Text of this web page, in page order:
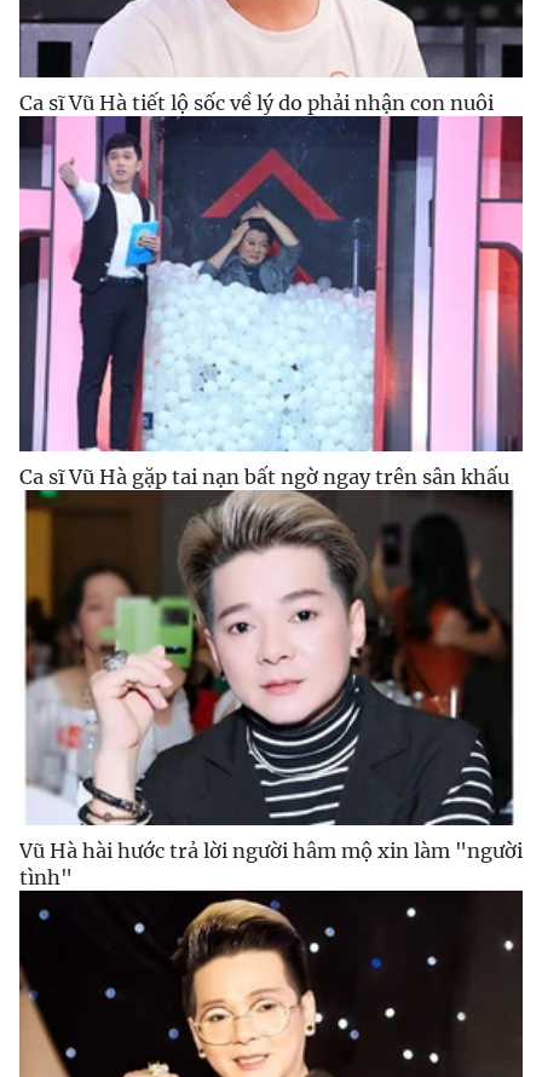
Ca sĩ Vũ Hà tiết lộ sốc về lý do phải nhận con nuôi
Ca sĩ Vũ Hà gặp tai nạn bất ngờ ngay trên sân khấu
Vũ Hà hài hước trả lời người hâm mộ xin làm "người
tình"